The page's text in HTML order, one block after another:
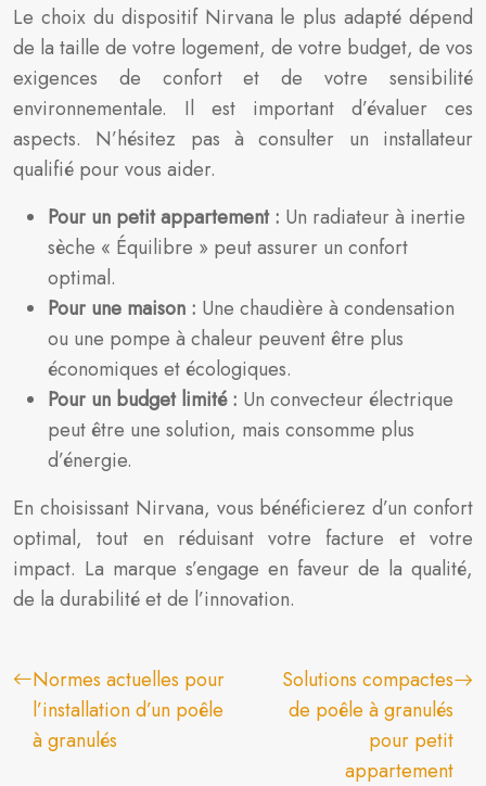
Le choix du dispositif Nirvana le plus adapté dépend
de la taille de votre logement, de votre budget, de vos
exigences de confort et de votre sensibilité
environnementale. Il est important d’évaluer ces
aspects. N’hésitez pas à consulter un installateur
qualifié pour vous aider.
Pour un petit appartement : Un radiateur à inertie
sèche « Équilibre » peut assurer un confort
optimal.
Pour une maison : Une chaudière à condensation
ou une pompe à chaleur peuvent être plus
économiques et écologiques.
Pour un budget limité : Un convecteur électrique
peut être une solution, mais consomme plus
d’énergie.
En choisissant Nirvana, vous bénéficierez d’un confort
optimal, tout en réduisant votre facture et votre
impact. La marque s’engage en faveur de la qualité,
de la durabilité et de l’innovation.
Normes actuelles pour
l’installation d’un poêle
à granulés
Solutions compactes
de poêle à granulés
pour petit
appartement